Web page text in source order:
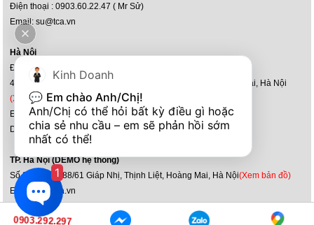
Điện thoại : 0903.60.22.47 ( Mr Sử)
Email: su@tca.vn
Hà Nội
Điện thoại : (024) 36 36 60 60
47-51, Louis XI, kđt mới Hoàng Văn Thụ, P.Yên Sở, Q.Hoàng Mai, Hà Nội
(Xem bản đồ)
Email: kd@tca.vn
Di động :0903.292.297
TP. Hà Nội (DEMO hệ thống)
Số 30, ngách 88/61 Giáp Nhị, Thịnh Liệt, Hoàng Mai, Hà Nội(Xem bản đồ)
Email: kd@tca.vn
Bản quyền ©2014 behringervietnam.vn
0903.292.297
Kinh Doanh
💬 Em chào Anh/Chị!
Anh/Chị có thể hỏi bất kỳ điều gì hoặc
chia sẻ nhu cầu – em sẽ phản hồi sớm
nhất có thể!
1